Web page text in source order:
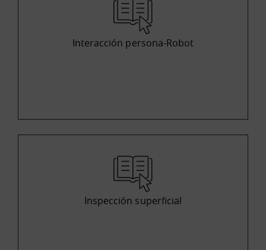
Interacción persona-Robot
Inspección superficial